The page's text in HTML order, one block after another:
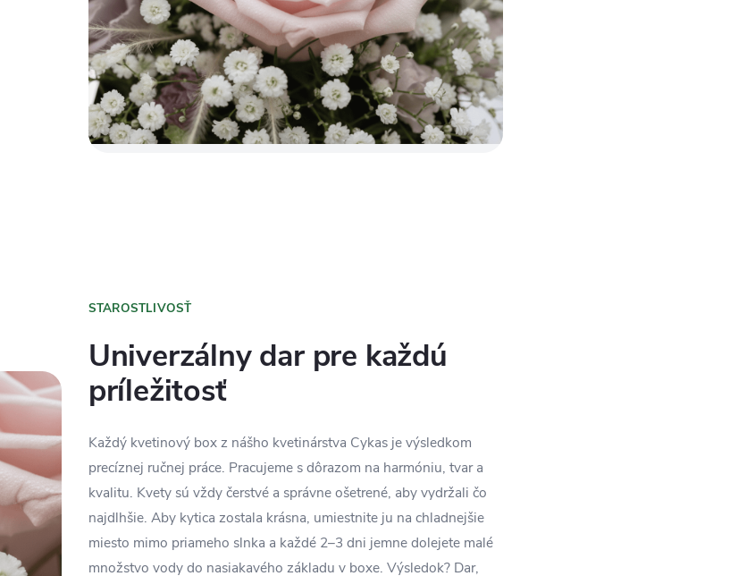
STAROSTLIVOSŤ
Univerzálny dar pre každú
príležitosť
Každý kvetinový box z nášho kvetinárstva Cykas je výsledkom
precíznej ručnej práce. Pracujeme s dôrazom na harmóniu, tvar a
kvalitu. Kvety sú vždy čerstvé a správne ošetrené, aby vydržali čo
najdlhšie. Aby kytica zostala krásna, umiestnite ju na chladnejšie
miesto mimo priameho slnka a každé 2–3 dni jemne dolejete malé
množstvo vody do nasiakavého základu v boxe. Výsledok? Dar,